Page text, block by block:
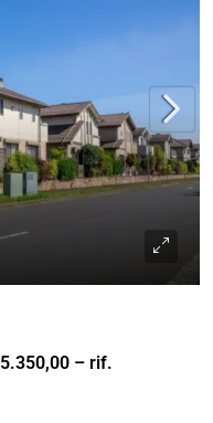
– rif.